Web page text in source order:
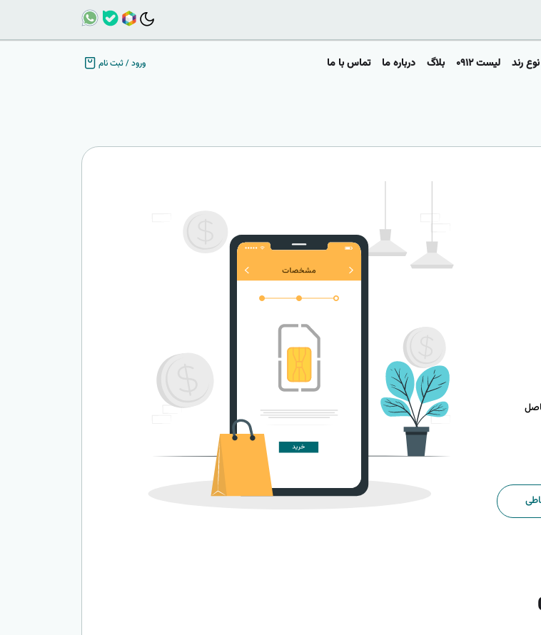
نوع رند لیست ۰۹۱۲ بلاگ درباره ما تماس با ما ورود/ثبت نام
تماس حاصل